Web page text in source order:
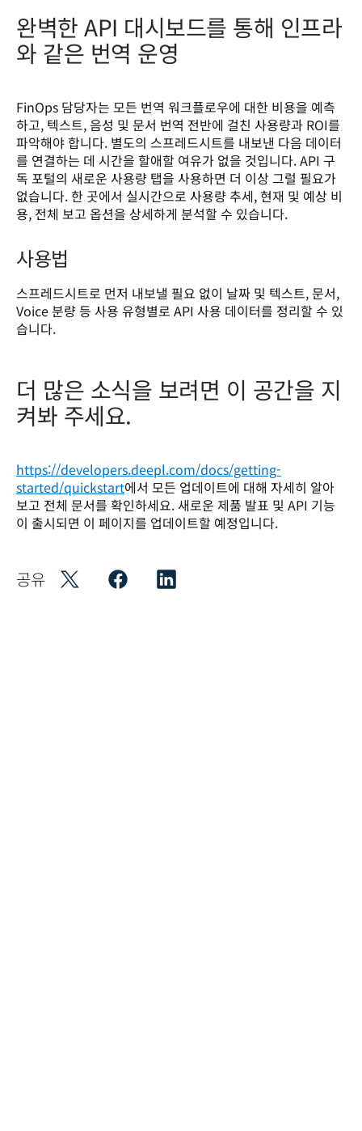
완벽한 API 대시보드를 통해 인프라
와 같은 번역 운영
FinOps 담당자는 모든 번역 워크플로우에 대한 비용을 예측
하고, 텍스트, 음성 및 문서 번역 전반에 걸친 사용량과 ROI를
파악해야 합니다. 별도의 스프레드시트를 내보낸 다음 데이터
를 연결하는 데 시간을 할애할 여유가 없을 것입니다. API 구
독 포털의 새로운 사용량 탭을 사용하면 더 이상 그럴 필요가
없습니다. 한 곳에서 실시간으로 사용량 추세, 현재 및 예상 비
용, 전체 보고 옵션을 상세하게 분석할 수 있습니다.
사용법
스프레드시트로 먼저 내보낼 필요 없이 날짜 및 텍스트, 문서,
Voice 분량 등 사용 유형별로 API 사용 데이터를 정리할 수 있
습니다.
더 많은 소식을 보려면 이 공간을 지
켜봐 주세요.
https://developers.deepl.com/docs/getting-
started/quickstart에서 모든 업데이트에 대해 자세히 알아
보고 전체 문서를 확인하세요. 새로운 제품 발표 및 API 기능
이 출시되면 이 페이지를 업데이트할 예정입니다.
공유